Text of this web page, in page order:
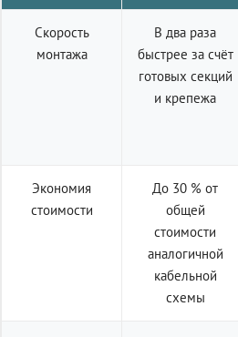
Скорость
монтажа
В два раза
быстрее за счёт
готовых секций
и крепежа
Экономия
стоимости
До 30 % от
общей
стоимости
аналогичной
кабельной
схемы